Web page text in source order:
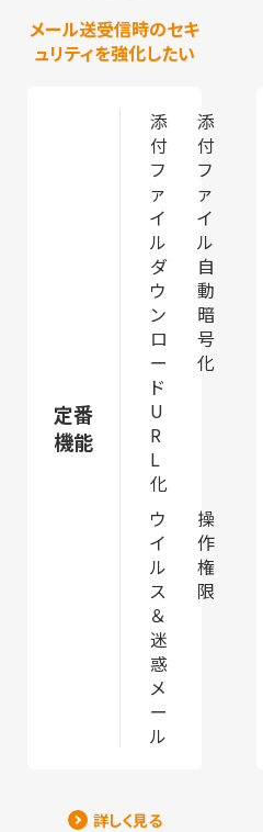
メール送受信時のセキ
ュリティを強化したい
定番
機能
添
付
フ
ァ
イ
ル
ダ
ウ
ン
ロ
ー
ド
U
R
L
化
添
付
フ
ァ
イ
ル
自
動
暗
号
化
ウ
イ
ル
ス
＆
迷
惑
メ
ー
ル
操
作
権
限
詳しく見る